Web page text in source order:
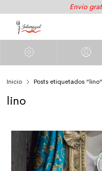
Envío
Inicio Posts etiquetados “lino”
lino